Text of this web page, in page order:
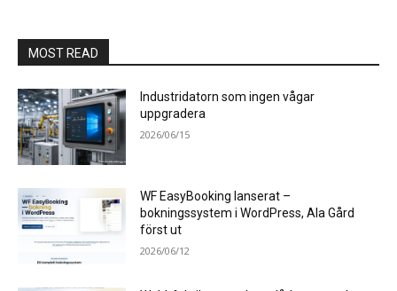
MOST READ
Industridatorn som ingen vågar
uppgradera
2026/06/15
WF EasyBooking lanserat –
bokningssystem i WordPress, Ala Gård
först ut
2026/06/12